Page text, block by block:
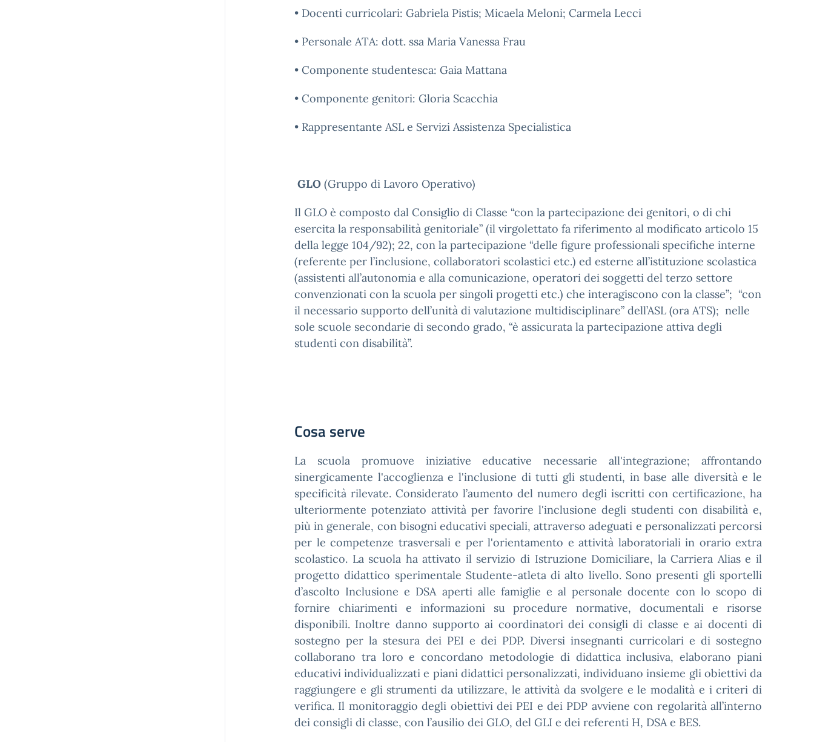
• Docenti curricolari: Gabriela Pistis; Micaela Meloni; Carmela Lecci
• Personale ATA: dott. ssa Maria Vanessa Frau
• Componente studentesca: Gaia Mattana
• Componente genitori: Gloria Scacchia
• Rappresentante ASL e Servizi Assistenza Specialistica
GLO (Gruppo di Lavoro Operativo)
Il GLO è composto dal Consiglio di Classe “con la partecipazione dei genitori, o di chi
esercita la responsabilità genitoriale” (il virgolettato fa riferimento al modificato articolo 15
della legge 104/92); 22, con la partecipazione “delle figure professionali specifiche interne
(referente per l’inclusione, collaboratori scolastici etc.) ed esterne all’istituzione scolastica
(assistenti all’autonomia e alla comunicazione, operatori dei soggetti del terzo settore
convenzionati con la scuola per singoli progetti etc.) che interagiscono con la classe”; “con
il necessario supporto dell’unità di valutazione multidisciplinare” dell’ASL (ora ATS); nelle
sole scuole secondarie di secondo grado, “è assicurata la partecipazione attiva degli
studenti con disabilità”.
Cosa serve
La scuola promuove iniziative educative necessarie all'integrazione; affrontando
sinergicamente l'accoglienza e l'inclusione di tutti gli studenti, in base alle diversità e le
specificità rilevate. Considerato l’aumento del numero degli iscritti con certificazione, ha
ulteriormente potenziato attività per favorire l'inclusione degli studenti con disabilità e,
più in generale, con bisogni educativi speciali, attraverso adeguati e personalizzati percorsi
per le competenze trasversali e per l'orientamento e attività laboratoriali in orario extra
scolastico. La scuola ha attivato il servizio di Istruzione Domiciliare, la Carriera Alias e il
progetto didattico sperimentale Studente-atleta di alto livello. Sono presenti gli sportelli
d’ascolto Inclusione e DSA aperti alle famiglie e al personale docente con lo scopo di
fornire chiarimenti e informazioni su procedure normative, documentali e risorse
disponibili. Inoltre danno supporto ai coordinatori dei consigli di classe e ai docenti di
sostegno per la stesura dei PEI e dei PDP. Diversi insegnanti curricolari e di sostegno
collaborano tra loro e concordano metodologie di didattica inclusiva, elaborano piani
educativi individualizzati e piani didattici personalizzati, individuano insieme gli obiettivi da
raggiungere e gli strumenti da utilizzare, le attività da svolgere e le modalità e i criteri di
verifica. Il monitoraggio degli obiettivi dei PEI e dei PDP avviene con regolarità all’interno
dei consigli di classe, con l’ausilio dei GLO, del GLI e dei referenti H, DSA e BES.